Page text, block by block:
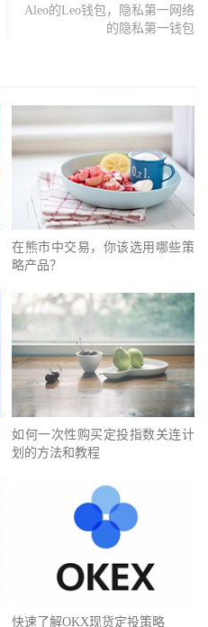
Aleo的Leo钱包，隐私第一网络
的隐私第一钱包
在熊市中交易，你该选用哪些策
略产品？
如何一次性购买定投指数关连计
划的方法和教程
快速了解OKX现货定投策略